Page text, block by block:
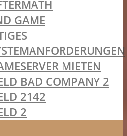
GAME
MIETEN
BAD COMPANY 2
2142
2